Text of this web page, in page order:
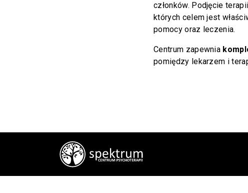
członków. Podjęcie
których celem jest
pomocy oraz leczenia.
Centrum zapewnia
pomiędzy lekarzem i